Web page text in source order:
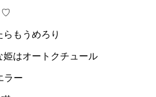
♡
もうめろり
姫はオートクチュール
ラー